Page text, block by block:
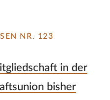
NR. 123
in der
bisher